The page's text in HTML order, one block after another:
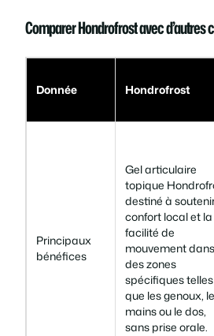
Comparer Hondrofrost avec d’autres
Donnée Hondrofrost
Principaux
bénéfices
Gel articulaire
topique
destiné à
confort local et la
facilité de
mouvement dans
des zones
spécifiques telles
que les genoux,
mains ou le dos,
sans prise orale.